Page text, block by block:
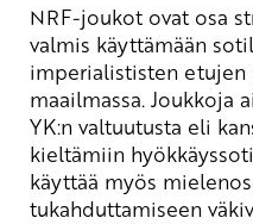
NRF-joukot ovat osa
valmis käyttämään
imperialististen etujen
maailmassa. Joukkoja
YK:n valtuutusta eli
kieltämiin
käyttää myös
tukahduttamiseen